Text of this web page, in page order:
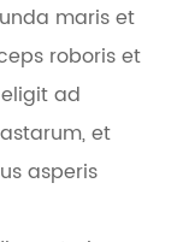
maris et
roboris et
ad
et
asperis